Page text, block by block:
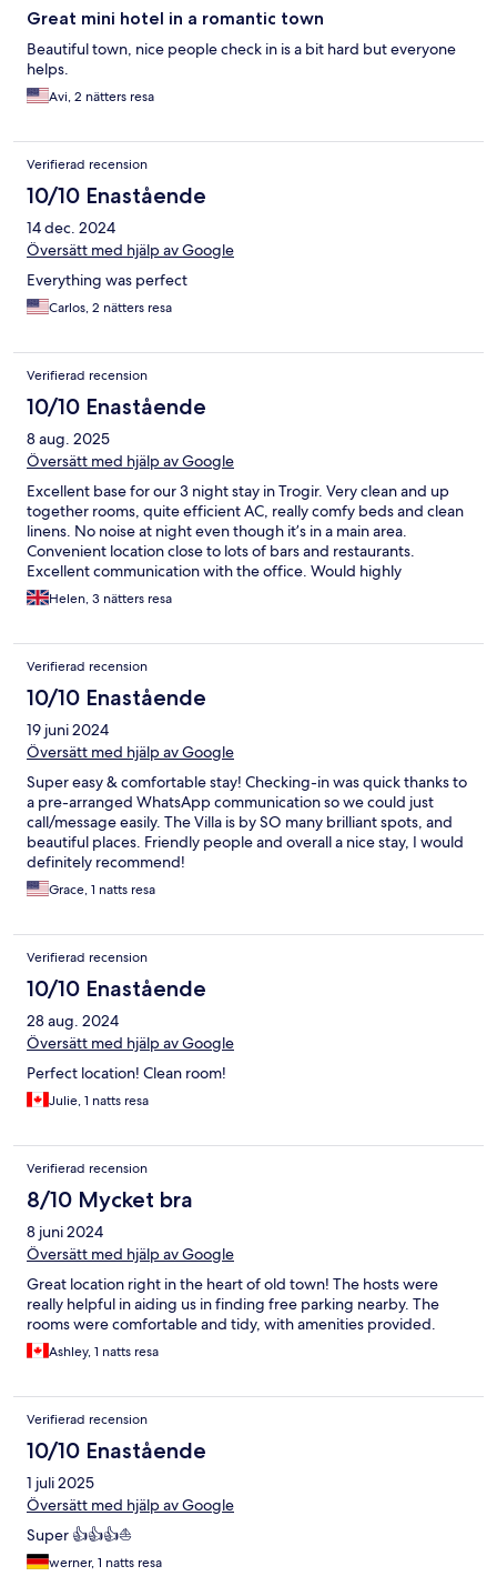
Great mini hotel in a romantic town
Beautiful town, nice people check in is a bit hard but everyone
helps.
Avi, 2 nätters resa
Verifierad recension
10/10 Enastående
14 dec. 2024
Översätt med hjälp av Google
Everything was perfect
Carlos, 2 nätters resa
Verifierad recension
10/10 Enastående
8 aug. 2025
Översätt med hjälp av Google
Excellent base for our 3 night stay in Trogir. Very clean and up
together rooms, quite efficient AC, really comfy beds and clean
linens. No noise at night even though it’s in a main area.
Convenient location close to lots of bars and restaurants.
Excellent communication with the office. Would highly
recommend staying here to anyone visiting Trogir.
Helen, 3 nätters resa
Verifierad recension
10/10 Enastående
19 juni 2024
Översätt med hjälp av Google
Super easy & comfortable stay! Checking-in was quick thanks to
a pre-arranged WhatsApp communication so we could just
call/message easily. The Villa is by SO many brilliant spots, and
beautiful places. Friendly people and overall a nice stay, I would
definitely recommend!
Grace, 1 natts resa
Verifierad recension
10/10 Enastående
28 aug. 2024
Översätt med hjälp av Google
Perfect location! Clean room!
Julie, 1 natts resa
Verifierad recension
8/10 Mycket bra
8 juni 2024
Översätt med hjälp av Google
Great location right in the heart of old town! The hosts were
really helpful in aiding us in finding free parking nearby. The
rooms were comfortable and tidy, with amenities provided.
Ashley, 1 natts resa
Verifierad recension
10/10 Enastående
1 juli 2025
Översätt med hjälp av Google
Super 👍👍👍⛵️
werner, 1 natts resa